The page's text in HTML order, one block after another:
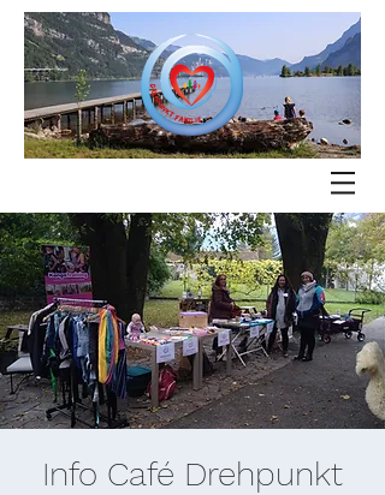
Info Café Drehpunkt